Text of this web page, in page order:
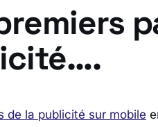
de la publicité sur mobile